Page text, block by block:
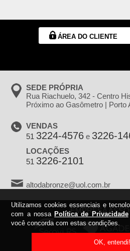
Utilizamos cookies essenciais e
com a nossaPolítica de Privacidade
você concorda com estas condições.
OK, entendi!
ÁREA DO CLIENTE
SEDE PRÓPRIA
Rua Riachuelo, 342 - Centro
Próximo ao Gasômetro | Porto
VENDAS
51 3224-4576 e 3226-
LOCAÇÕES
51 3226-2101
altodabronze@uol.com.br
EMPRESA